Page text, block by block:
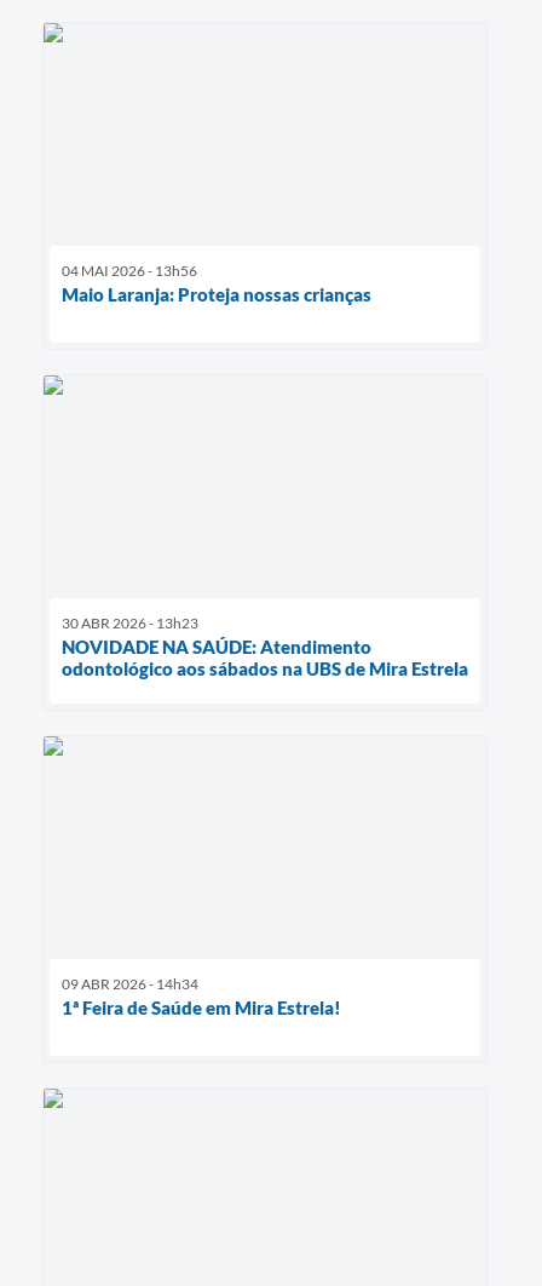
04 MAI 2026 - 13h56
Maio Laranja: Proteja nossas crianças
30 ABR 2026 - 13h23
NOVIDADE NA SAÚDE: Atendimento
odontológico aos sábados na UBS de Mira Estrela
09 ABR 2026 - 14h34
1ª Feira de Saúde em Mira Estrela!